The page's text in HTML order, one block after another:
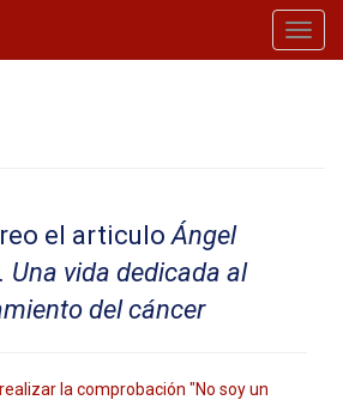
el articuloÁngel
Una vida dedicada al
del cáncer
realizar la comprobación "No soy un